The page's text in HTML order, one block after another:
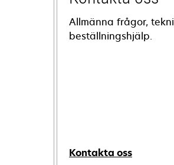
Allmänna frågor,
beställningshjälp.
Kontakta oss